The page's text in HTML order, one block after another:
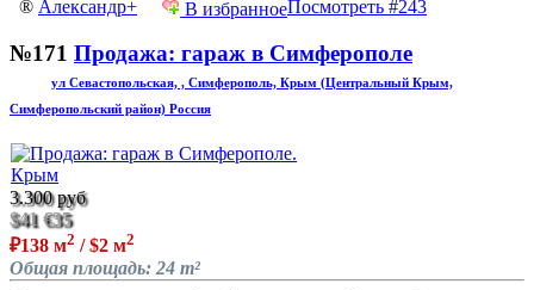
® Александр+ В избранноеПосмотреть #243
№171 Продажа: гараж в Симферополе
ул Севастопольская, , Симферополь, Крым (Центральный Крым,
Симферопольский район) Россия
3.300 руб
$41 €35
₽138 м2 / $2 м2
Общая площадь: 24 m²